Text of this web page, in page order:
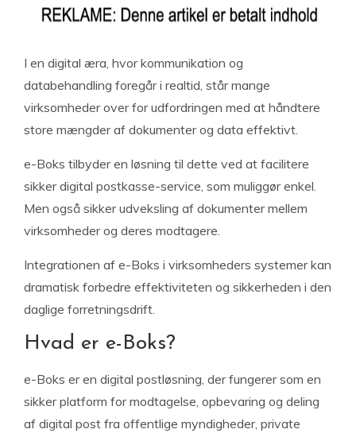
I en digital æra, hvor kommunikation og
databehandling foregår i realtid, står mange
virksomheder over for udfordringen med at håndtere
store mængder af dokumenter og data effektivt.
e-Boks tilbyder en løsning til dette ved at facilitere
sikker digital postkasse-service, som muliggør enkel.
Men også sikker udveksling af dokumenter mellem
virksomheder og deres modtagere.
Integrationen af e-Boks i virksomheders systemer kan
dramatisk forbedre effektiviteten og sikkerheden i den
daglige forretningsdrift.
Hvad er e-Boks?
e-Boks er en digital postløsning, der fungerer som en
sikker platform for modtagelse, opbevaring og deling
af digital post fra offentlige myndigheder, private